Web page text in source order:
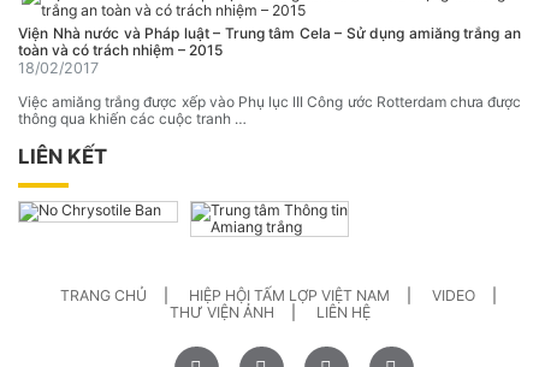
Viện Nhà nước và Pháp luật – Trung tâm Cela – Sử dụng amiăng trắng an
toàn và có trách nhiệm – 2015
18/02/2017
Việc amiăng trắng được xếp vào Phụ lục III Công ước Rotterdam chưa được
thông qua khiến các cuộc tranh …
LIÊN KẾT
TRANG CHỦ HIỆP HỘI TẤM LỢP VIỆT NAM
VIDEO
THƯ VIỆN ẢNH
LIÊN HỆ